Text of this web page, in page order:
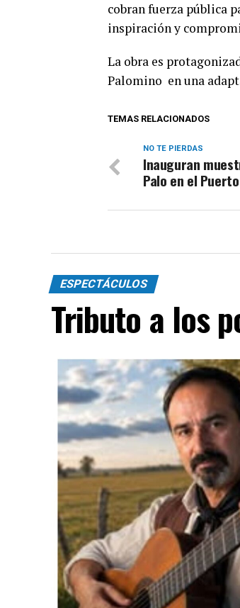
cobran fuerza pública
inspiración y
La obra es
Palomino en una
TEMAS RELACIONADOS
NO TE PIERDAS
Inauguran
Palo en el Puerto
ESPECTÁCULOS
Tributo a los